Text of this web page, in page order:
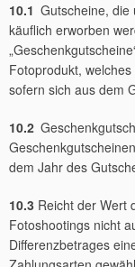
10.1 Gutscheine, die
käuflich erworben
Fotoprodukt,
sofern sich aus dem
10.2
dem Jahr des
10.3 Reicht der Wert
Fotoshootings nicht
Differenzbetrages